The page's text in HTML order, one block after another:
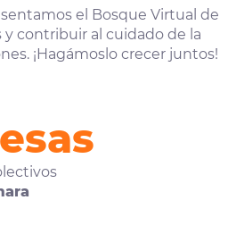
el Bosque Virtual de
y contribuir al cuidado de la
¡Hagámoslo crecer juntos!